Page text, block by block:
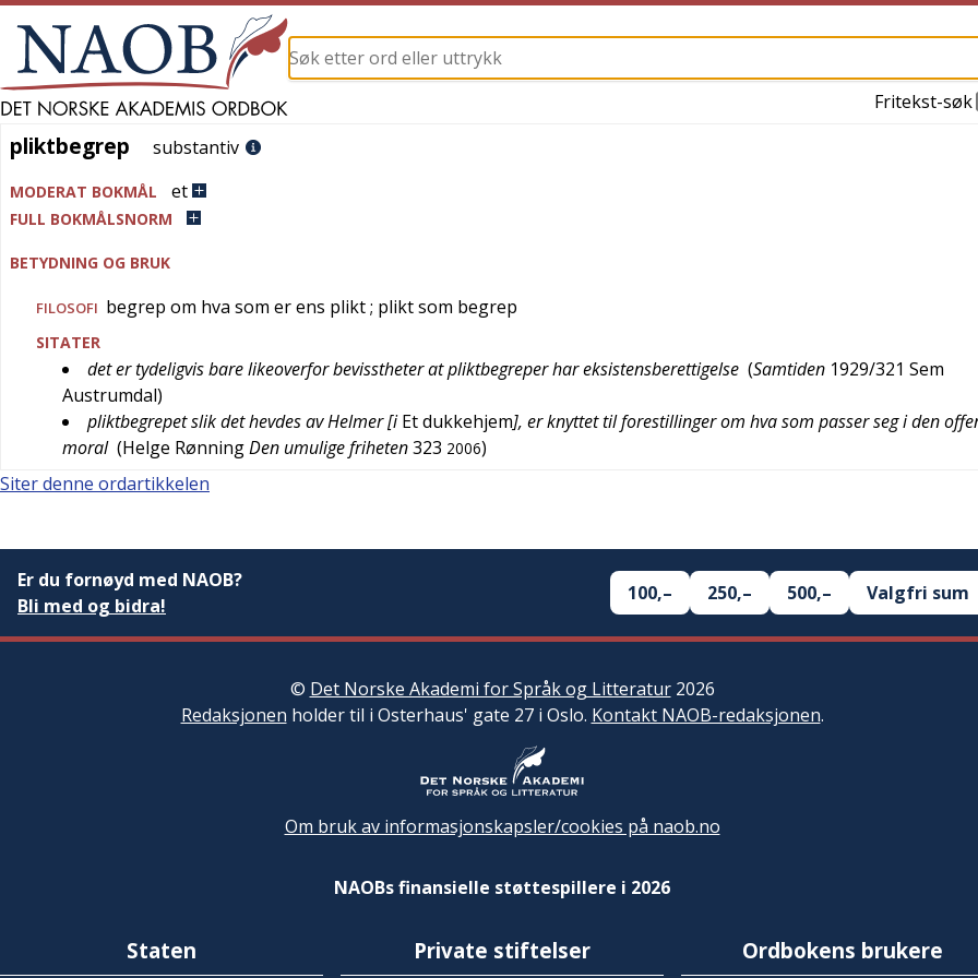
Fritekst-søk
pliktbegrep
pliktbegrep substantiv
MODERAT BOKMÅL et
FULL BOKMÅLSNORM
BETYDNING OG BRUK
FILOSOFI begrep om hva som er ens plikt; plikt som begrep
SITATER
det er tydeligvis bare likeoverfor bevisstheter at pliktbegreper har eksistensberettigelse (Samtiden 1929/321 Sem
Austrumdal)
pliktbegrepet slik det hevdes av Helmer [iEt dukkehjem], er knyttet til forestillinger om hva som passer seg i den
moral (Helge RønningDen umulige friheten323 2006)
Siter denne ordartikkelen
Er du fornøyd med NAOB?
Bli med og bidra!
100,– 250,– 500,– Valgfri sum
© Det Norske Akademi for Språk og Litteratur2026
Redaksjonen holder til i Osterhaus' gate 27 i Oslo. Kontakt NAOB-redaksjonen.
Om bruk av informasjonskapsler/cookies på naob.no
NAOBs finansielle støttespillere i 2026
Staten Private stiftelser Ordbokens brukere